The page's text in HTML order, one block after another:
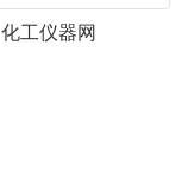
化工仪器网